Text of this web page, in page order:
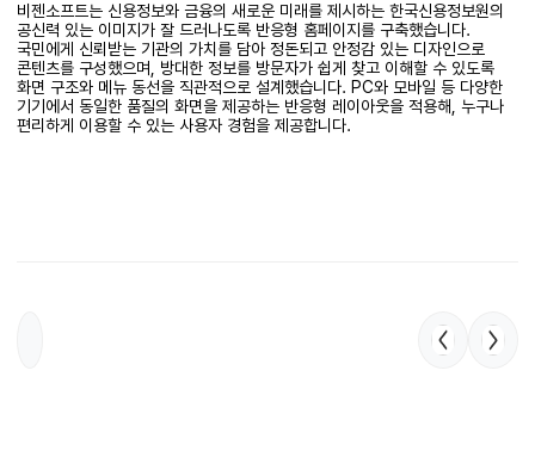
비젠소프트는 신용정보와 금융의 새로운 미래를 제시하는 한국신용정보원의
공신력 있는 이미지가 잘 드러나도록 반응형 홈페이지를 구축했습니다.
국민에게 신뢰받는 기관의 가치를 담아 정돈되고 안정감 있는 디자인으로
콘텐츠를 구성했으며, 방대한 정보를 방문자가 쉽게 찾고 이해할 수 있도록
화면 구조와 메뉴 동선을 직관적으로 설계했습니다. PC와 모바일 등 다양한
기기에서 동일한 품질의 화면을 제공하는 반응형 레이아웃을 적용해, 누구나
편리하게 이용할 수 있는 사용자 경험을 제공합니다.